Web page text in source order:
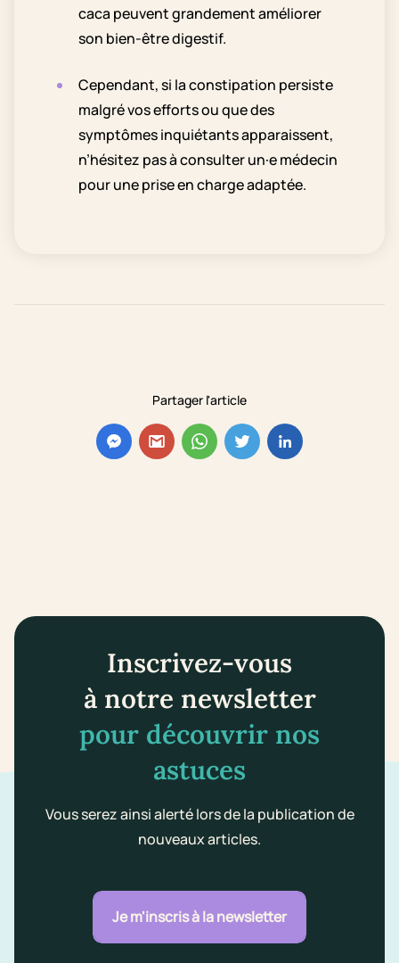
Partager l'article
caca peuvent grandement améliorer
son bien-être digestif.
Cependant, si la constipation persiste
malgré vos efforts ou que des
symptômes inquiétants apparaissent,
n’hésitez pas à consulter un·e médecin
pour une prise en charge adaptée.
Inscrivez-vous
à notre newsletter
pour découvrir nos
astuces
Vous serez ainsi alerté lors de la publication de
nouveaux articles.
Je m'inscris à la newsletter